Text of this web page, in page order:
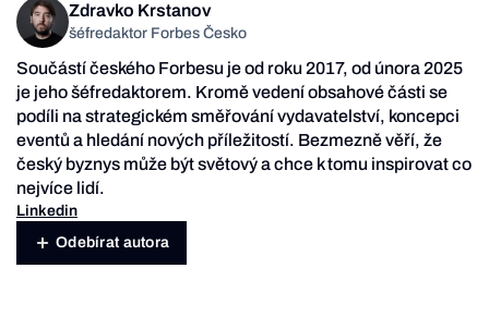
Zdravko Krstanov
šéfredaktor Forbes Česko
Součástí českého Forbesu je od roku 2017, od února 2025
je jeho šéfredaktorem. Kromě vedení obsahové části se
podíli na strategickém směřování vydavatelství, koncepci
eventů a hledání nových příležitostí. Bezmezně věří, že
český byznys může být světový a chce k tomu inspirovat co
nejvíce lidí.
Linkedin
Odebírat autora